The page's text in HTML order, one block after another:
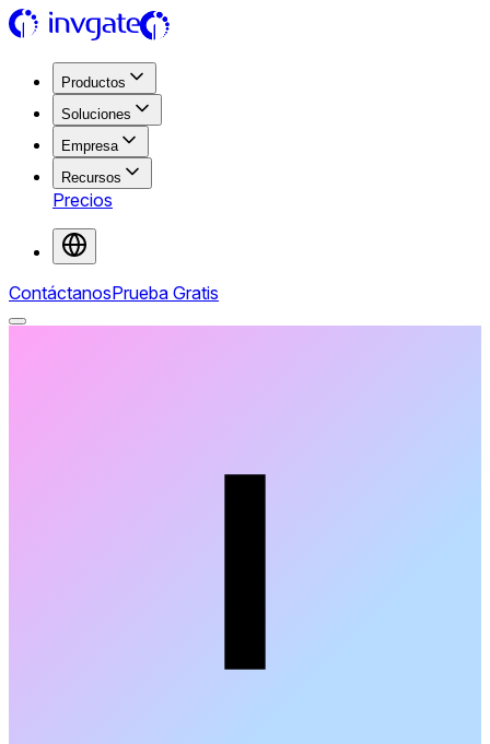
Productos
Soluciones
Empresa
Recursos
Precios
ContáctanosPrueba Gratis